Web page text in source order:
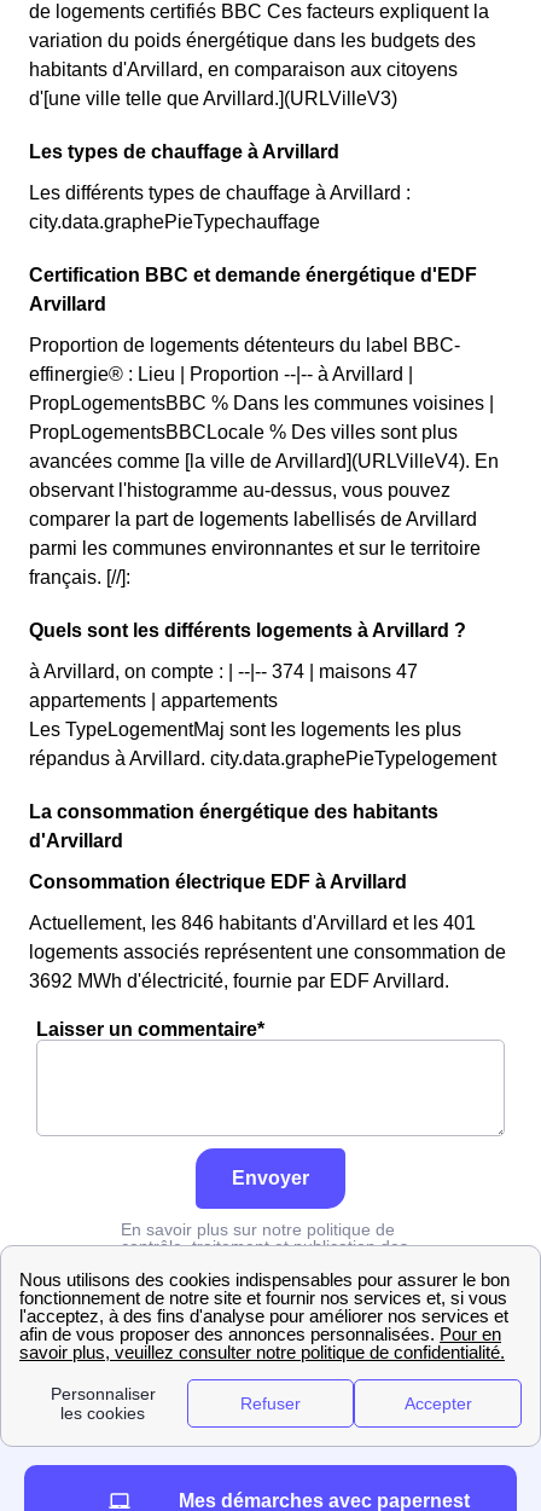
de logements certifiés BBC Ces facteurs expliquent la
variation du poids énergétique dans les budgets des
habitants d'Arvillard, en comparaison aux citoyens
d'[une ville telle que Arvillard.](URLVilleV3)
Les types de chauffage à Arvillard
Les différents types de chauffage à Arvillard :
city.data.graphePieTypechauffage
Certification BBC et demande énergétique d'EDF
Arvillard
Proportion de logements détenteurs du label BBC-
effinergie® : Lieu | Proportion --|-- à Arvillard |
PropLogementsBBC % Dans les communes voisines |
PropLogementsBBCLocale % Des villes sont plus
avancées comme [la ville de Arvillard](URLVilleV4). En
observant l'histogramme au-dessus, vous pouvez
comparer la part de logements labellisés de Arvillard
parmi les communes environnantes et sur le territoire
français. [//]:
Quels sont les différents logements à Arvillard ?
à Arvillard, on compte : | --|-- 374 | maisons 47
appartements | appartements
Les TypeLogementMaj sont les logements les plus
répandus à Arvillard. city.data.graphePieTypelogement
La consommation énergétique des habitants
d'Arvillard
Consommation électrique EDF à Arvillard
Actuellement, les 846 habitants d'Arvillard et les 401
logements associés représentent une consommation de
3692 MWh d'électricité, fournie par EDF Arvillard.
Laisser un commentaire*
Envoyer
En savoir plus sur notre politique de
contrôle, traitement et publication des
Edf Savoie Arvillard
Mes démarches avec papernest